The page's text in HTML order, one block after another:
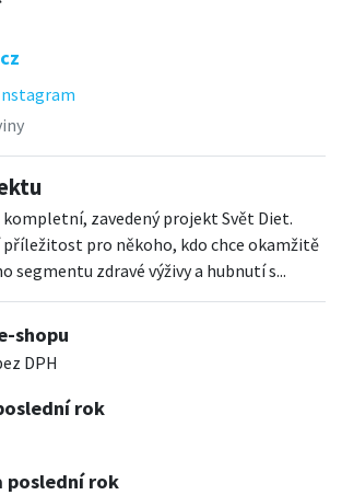
zavedený projekt Svět Diet.
příležitost pro někoho, kdo chce okamžitě
segmentu zdravé výživy a hubnutí s...
shopu
DPH
rok
poslední rok